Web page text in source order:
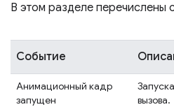
В этом разделе перечислены
Событие
Анимационный кадр
запущен
вызова.